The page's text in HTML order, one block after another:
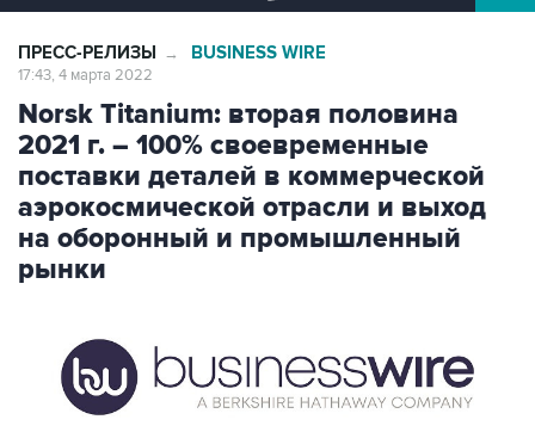
ПРЕСС-РЕЛИЗЫ → BUSINESS WIRE
17:43, 4 марта 2022
Norsk Titanium: вторая половина
2021 г. – 100% своевременные
поставки деталей в коммерческой
аэрокосмической отрасли и выход
на оборонный и промышленный
рынки